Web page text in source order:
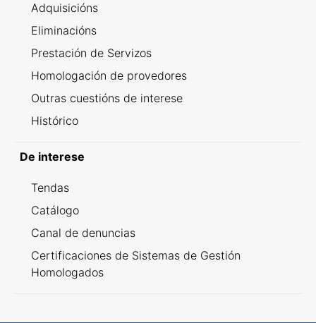
Adquisicións
Eliminacións
Prestación de Servizos
Homologación de provedores
Outras cuestións de interese
Histórico
De interese
Tendas
Catálogo
Canal de denuncias
Certificaciones de Sistemas de Gestión
Homologados